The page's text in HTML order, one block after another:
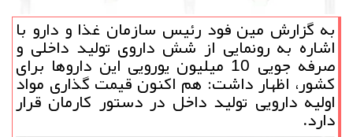
به گزارش مین فود رئیس سازمان غذا و دارو با
اشاره به رونمایی از شش داروی تولید داخلی و
صرفه جویی 10 میلیون یورویی این داروها برای
كشور، اظهار داشت: هم اكنون قیمت گذاری مواد
اولیه دارویی تولید داخل در دستور كارمان قرار
دارد.